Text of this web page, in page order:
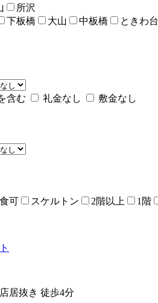
所沢
下板橋 大山 中板橋 ときわ台
含む
礼金なし 敷金なし
可 スケルトン 2階以上 1階
居抜き 徒歩4分